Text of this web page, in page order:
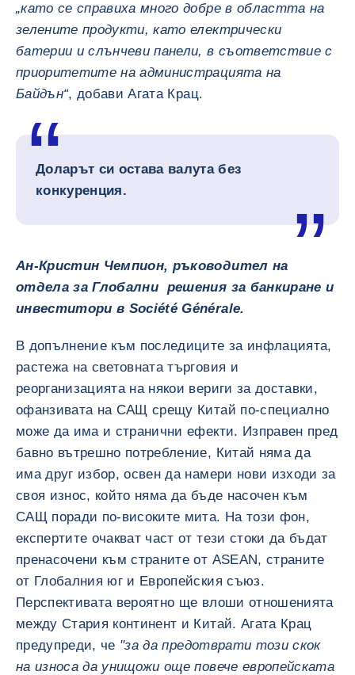
„като се справиха много добре в областта на
зелените продукти, като електрически
батерии и слънчеви панели, в съответствие с
приоритетите на администрацията на
Байдън“, добави Агата Крац.
Доларът си остава валута без
конкуренция.
Ан-Кристин Чемпион, ръководител на
отдела за Глобални решения за банкиране и
инвеститори в Société Générale.
В допълнение към последиците за инфлацията,
растежа на световната търговия и
реорганизацията на някои вериги за доставки,
офанзивата на САЩ срещу Китай по-специално
може да има и странични ефекти. Изправен пред
бавно вътрешно потребление, Китай няма да
има друг избор, освен да намери нови изходи за
своя износ, който няма да бъде насочен към
САЩ поради по-високите мита. На този фон,
експертите очакват част от тези стоки да бъдат
пренасочени към страните от ASEAN, страните
от Глобалния юг и Европейския съюз.
Перспективата вероятно ще влоши отношенията
между Стария континент и Китай. Агата Крац
предупреди, че "за да предотврати този скок
на износа да унищожи още повече европейската